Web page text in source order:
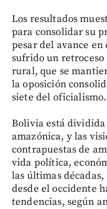
Los resultados
para consolidar su
pesar del avance
sufrido un
rural, que se
la oposición
siete del oficialismo.
Bolivia está dividida
amazónica, y las
contrapuestas de
vida política,
las últimas
desde el occidente
tendencias, según